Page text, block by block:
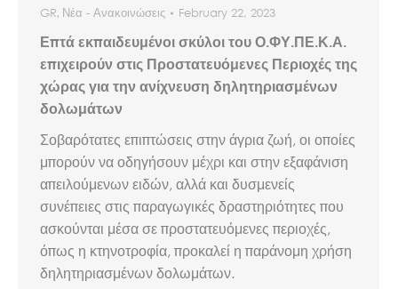
GR, Νέα - Ανακοινώσεις February 22, 2023
Επτά εκπαιδευμένοι σκύλοι του Ο.ΦΥ.ΠΕ.Κ.Α.
επιχειρούν στις Προστατευόμενες Περιοχές της
χώρας για την ανίχνευση δηλητηριασμένων
δολωμάτων
Σοβαρότατες επιπτώσεις στην άγρια ζωή, οι οποίες
μπορούν να οδηγήσουν μέχρι και στην εξαφάνιση
απειλούμενων ειδών, αλλά και δυσμενείς
συνέπειες στις παραγωγικές δραστηριότητες που
ασκούνται μέσα σε προστατευόμενες περιοχές,
όπως η κτηνοτροφία, προκαλεί η παράνομη χρήση
δηλητηριασμένων δολωμάτων.